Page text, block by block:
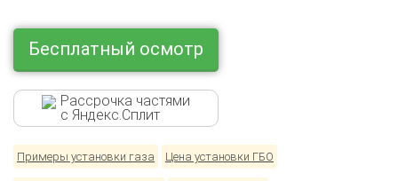
Бесплатный осмотр
Рассрочка частями
с Яндекс.Сплит
Примеры установки газа Цена установки ГБО